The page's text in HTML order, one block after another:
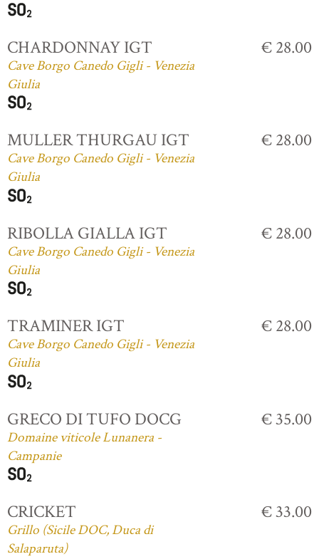
CHARDONNAY IGT
Cave Borgo Canedo Gigli - Venezia
Giulia
€ 28.00
MULLER THURGAU IGT
Cave Borgo Canedo Gigli - Venezia
Giulia
€ 28.00
RIBOLLA GIALLA IGT
Cave Borgo Canedo Gigli - Venezia
Giulia
€ 28.00
TRAMINER IGT
Cave Borgo Canedo Gigli - Venezia
Giulia
€ 28.00
GRECO DI TUFO DOCG
Domaine viticole Lunanera -
Campanie
€ 35.00
CRICKET
Grillo (Sicile DOC, Duca di
Salaparuta)
€ 33.00